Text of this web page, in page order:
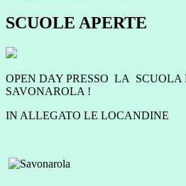
SCUOLE APERTE
OPEN DAY PRESSO LA
SAVONAROLA !
IN ALLEGATO LE LOCANDINE